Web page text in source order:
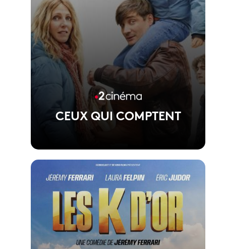
CEUX QUI COMPTENT
Film de Jean-Baptiste Leonetti
Voir la fiche du film